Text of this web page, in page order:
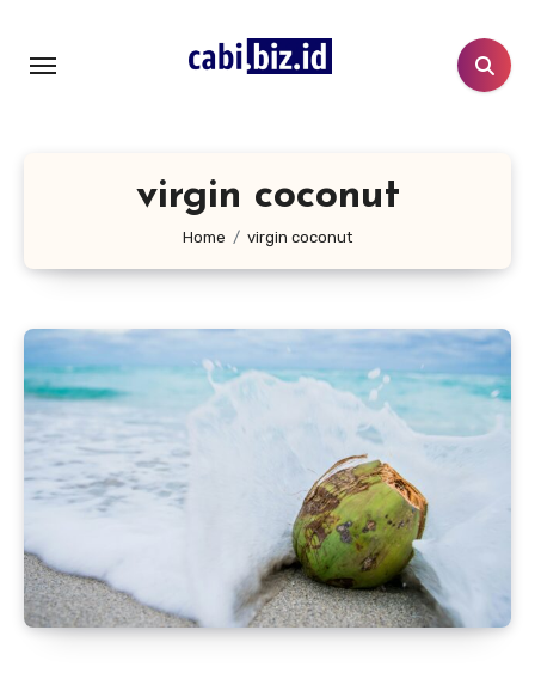
konten
virgin coconut
Home virgin coconut